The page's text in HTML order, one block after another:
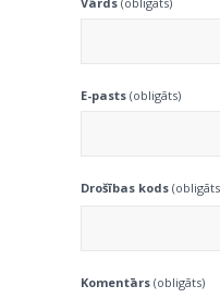
E-pasts (obligāts)
Drošības kods
Komentārs (obligāts)